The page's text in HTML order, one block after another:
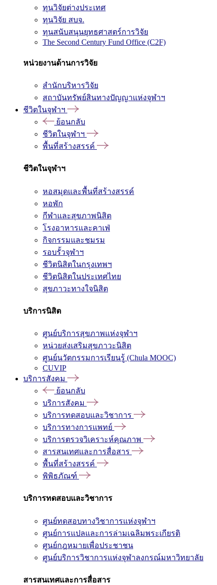
ทุนวิจัยต่างประเทศ
ทุนวิจัย สบจ.
ทุนสนับสนุนยุทธศาสตร์การวิจัย
The Second Century Fund Office (C2F)
หน่วยงานด้านการวิจัย
สำนักบริหารวิจัย
สถาบันทรัพย์สินทางปัญญาแห่งจุฬาฯ
ชีวิตในจุฬาฯ
ย้อนกลับ
ชีวิตในจุฬาฯ
พื้นที่สร้างสรรค์
ชีวิตในจุฬาฯ
หอสมุดและพื้นที่สร้างสรรค์
หอพัก
กีฬาและสุขภาพนิสิต
โรงอาหารและคาเฟ่
กิจกรรมและชมรม
รอบรั้วจุฬาฯ
ชีวิตนิสิตในกรุงเทพฯ
ชีวิตนิสิตในประเทศไทย
สุขภาวะทางใจนิสิต
บริการนิสิต
ศูนย์บริการสุขภาพแห่งจุฬาฯ
หน่วยส่งเสริมสุขภาวะนิสิต
ศูนย์นวัตกรรมการเรียนรู้ (Chula MOOC)
CUVIP
บริการสังคม
ย้อนกลับ
บริการสังคม
บริการทดสอบและวิชาการ
บริการทางการแพทย์
บริการตรวจวิเคราะห์คุณภาพ
สารสนเทศและการสื่อสาร
พื้นที่สร้างสรรค์
พิพิธภัณฑ์
บริการทดสอบและวิชาการ
ศูนย์ทดสอบทางวิชาการแห่งจุฬาฯ
ศูนย์การแปลและการล่ามเฉลิมพระเกียรติ
ศูนย์กฎหมายเพื่อประชาชน
ศูนย์บริการวิชาการแห่งจุฬาลงกรณ์มหาวิทยาลัย
สารสนเทศและการสื่อสาร